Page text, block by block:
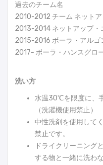
過去のチーム名
2010-2012 チーム ネットア
2013-2014 ネットアップ・
2015-2016 ボーラ・アルゴ
2017- ボーラ・ハンスグロ
洗い方
水温30℃を限度に、
（洗濯機使用禁止）
中性洗剤を使用して
禁止です。
ドライクリーニング
する物と一緒に洗わ